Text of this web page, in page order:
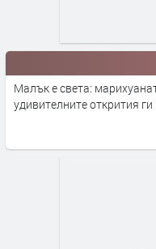
Малък е света:
удивителните открития